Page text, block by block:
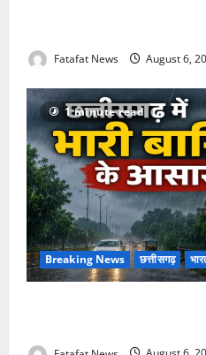
Fatafat News August 6,
1 minute read
Breaking News छत्तीसगढ़